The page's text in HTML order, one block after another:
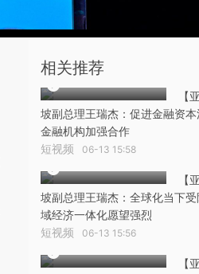
相关推荐
【
坡副总理王瑞杰：促进金融资
金融机构加强合作
短视频 06-13 15:58
【
坡副总理王瑞杰：全球化当下
域经济一体化愿望强烈
短视频 06-13 15:56
【